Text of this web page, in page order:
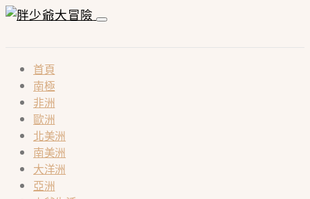
首頁
南極
非洲
歐洲
北美洲
南美洲
大洋洲
亞洲